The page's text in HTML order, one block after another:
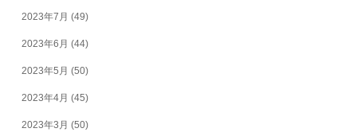
2023年7月 (49)
2023年6月 (44)
2023年5月 (50)
2023年4月 (45)
2023年3月 (50)